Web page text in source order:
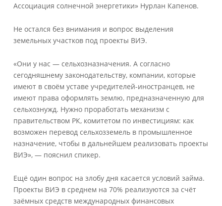
Ассоциация солнечной энергетики» Нурлан Капенов.
Не остался без внимания и вопрос выделения
земельных участков под проекты ВИЭ.
«Они у нас — сельхозназначения. А согласно
сегодняшнему законодательству, компании, которые
имеют в своём уставе учредителей-иностранцев, не
имеют права оформлять землю, предназначенную для
сельхознужд. Нужно проработать механизм с
правительством РК, комитетом по инвестициям: как
возможен перевод сельхозземель в промышленное
назначение, чтобы в дальнейшем реализовать проекты
ВИЭ», — пояснил спикер.
Ещё один вопрос на злобу дня касается условий займа.
Проекты ВИЭ в среднем на 70% реализуются за счёт
заёмных средств международных финансовых